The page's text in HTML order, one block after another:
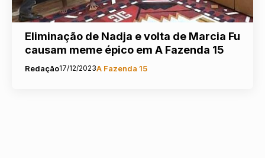
Eliminação de Nadja e volta de Marcia Fu
causam meme épico em A Fazenda 15
Redação17/12/2023A Fazenda 15